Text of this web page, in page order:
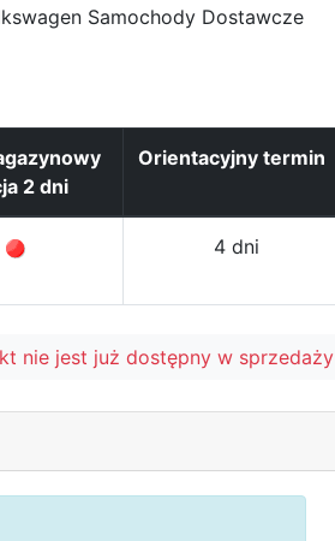
Samochody Dostawcze
2 dni
Orientacyjny termin
4 dni
nie jest już dostępny w sprzedaży